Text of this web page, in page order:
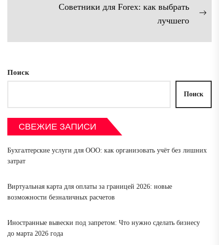
Советники для Forex: как выбрать
лучшего
Поиск
Поиск
СВЕЖИЕ ЗАПИСИ
Бухгалтерские услуги для ООО: как организовать учёт без лишних
затрат
Виртуальная карта для оплаты за границей 2026: новые
возможности безналичных расчетов
Иностранные вывески под запретом: Что нужно сделать бизнесу
до марта 2026 года